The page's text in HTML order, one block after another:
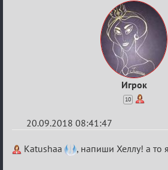
Игрок
10
20.09.2018 08:41:47
Re:Katushaa , напиши Хеллу! а то